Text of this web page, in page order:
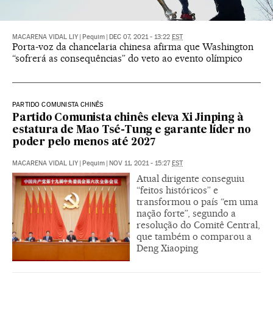
MACARENA VIDAL LIY Pequim DEC 07, 2021 - 13:22 EST
Porta-voz da chancelaria chinesa afirma que Washington
“sofrerá as consequências” do veto ao evento olímpico
PARTIDO COMUNISTA CHINÊS
Partido Comunista chinês eleva Xi Jinping à
estatura de Mao Tsé-Tung e garante líder no
poder pelo menos até 2027
MACARENA VIDAL LIY Pequim NOV 11, 2021 - 15:27 EST
Atual dirigente conseguiu
“feitos históricos” e
transformou o país “em uma
nação forte”, segundo a
resolução do Comitê Central,
que também o comparou a
Deng Xiaoping